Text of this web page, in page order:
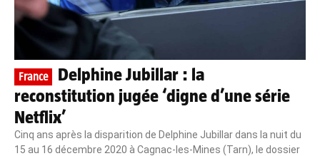
France
Delphine Jubillar : la
reconstitution jugée ‘digne d’une série
Netflix’
Cinq ans après la disparition de Delphine Jubillar dans la nuit du
15 au 16 décembre 2020 à Cagnac‑les‑Mines (Tarn), le dossier